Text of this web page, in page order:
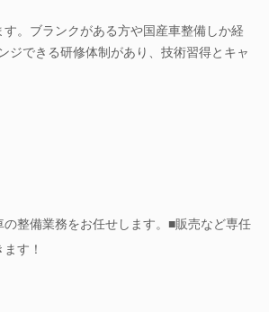
。ブランクがある方や国産車整備しか経
ジできる研修体制があり、技術習得とキャ
整備業務をお任せします。■販売など専任
す！